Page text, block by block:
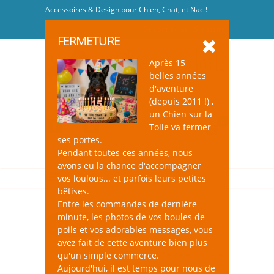
Accessoires & Design pour Chien, Chat, et Nac !
FERMETURE
Après 15
belles années
d'aventure
(depuis 2011 !) ,
un Chien sur la
Toile va fermer
ses portes.
Pendant toutes ces années, nous
avons eu la chance d'accompagner
vos loulous... et parfois leurs petites
bêtises.
Entre les commandes de dernière
minute, les photos de vos boules de
poils et vos adorables messages, vous
avez fait de cette aventure bien plus
qu'un simple commerce.
Aujourd'hui, il est temps pour nous de
Jouets pour Chat
un Chien sur la Toile, c'est une sélection de
jouets qui éveilleront l’intérêt de votre chat